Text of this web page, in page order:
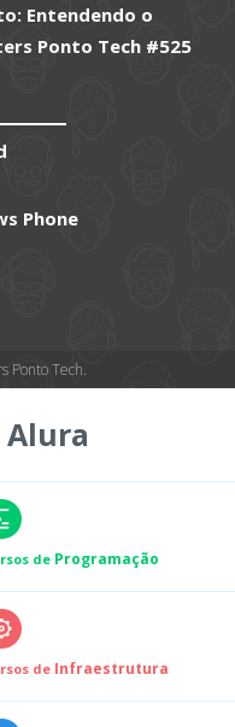
Entendendo o
Ponto Tech #525
Phone
Ponto Tech.
Alura
de Programação
de Infraestrutura